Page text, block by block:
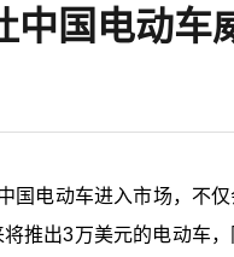
中国电动车
国电动车进入市场，不
推出3万美元的电动车